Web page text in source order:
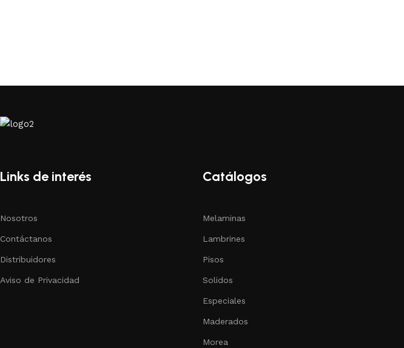
Links de interés
Nosotros
Contáctanos
Distribuidores
Aviso de Privacidad
Catálogos
Melaminas
Lambrines
Pisos
Solidos
Especiales
Maderados
Morea